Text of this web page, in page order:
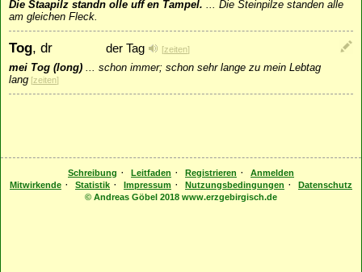
Die Staapilz standn olle uff en Tampel. ... Die Steinpilze standen alle
am gleichen Fleck.
Tog, dr der Tag [zeiten]
mei Tog (long) ... schon immer; schon sehr lange zu mein Lebtag
lang [zeiten]
Schreibung · Leitfaden · Registrieren ·
Anmelden
Mitwirkende · Statistik · Impressum · Nutzungsbedingungen ·
Datenschutz
© Andreas Göbel 2018 www.erzgebirgisch.de